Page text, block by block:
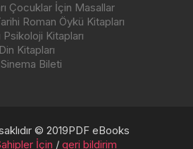
Çocuklar İçin Masallar
Roman Öykü Kitapları
Psikoloji Kitapları
Kitapları
Bileti
© 2019PDF eBooks
İçin / geri bildirim